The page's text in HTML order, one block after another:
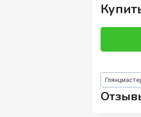
Метки
записи: